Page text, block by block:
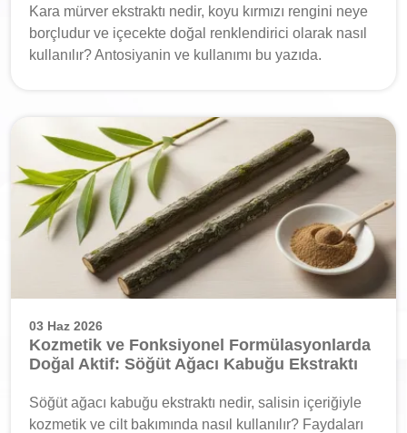
Kara mürver ekstraktı nedir, koyu kırmızı rengini neye
borçludur ve içecekte doğal renklendirici olarak nasıl
kullanılır? Antosiyanin ve kullanımı bu yazıda.
03 Haz 2026
Kozmetik ve Fonksiyonel Formülasyonlarda
Doğal Aktif: Söğüt Ağacı Kabuğu Ekstraktı
Söğüt ağacı kabuğu ekstraktı nedir, salisin içeriğiyle
kozmetik ve cilt bakımında nasıl kullanılır? Faydaları